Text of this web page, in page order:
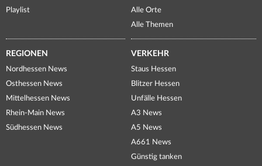
Playlist
Alle Orte
Alle Themen
REGIONEN
Nordhessen News
Osthessen News
Mittelhessen News
Rhein-Main News
Südhessen News
VERKEHR
Staus Hessen
Blitzer Hessen
Unfälle Hessen
A3 News
A5 News
A661 News
Günstig tanken